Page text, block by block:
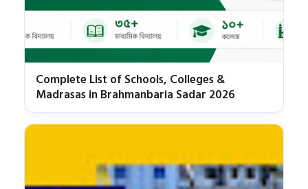
Complete List of Schools, Colleges &
Madrasas in Brahmanbaria Sadar 2026